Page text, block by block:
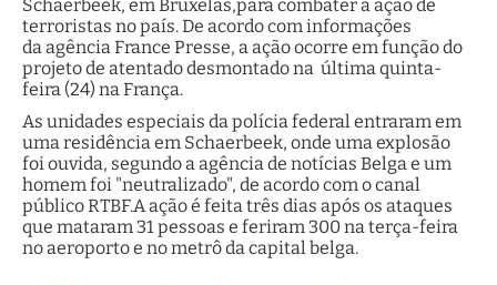
Schaerbeek, em Bruxelas,para combater a ação de
terroristas no país. De acordo com informações
da agência France Presse, a ação ocorre em função do
projeto de atentado desmontado na última quinta-
feira (24) na França.
As unidades especiais da polícia federal entraram em
uma residência em Schaerbeek, onde uma explosão
foi ouvida, segundo a agência de notícias Belga e um
homem foi "neutralizado", de acordo com o canal
público RTBF.A ação é feita três dias após os ataques
que mataram 31 pessoas e feriram 300 na terça-feira
no aeroporto e no metrô da capital belga.